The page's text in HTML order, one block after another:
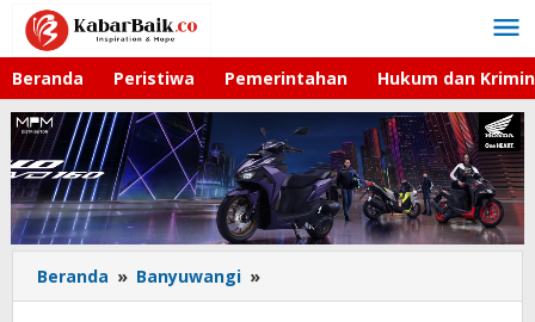
Lewati
konten
Beranda Peristiwa Pemerintahan Hukum dan
Beranda » Banyuwangi »
IT